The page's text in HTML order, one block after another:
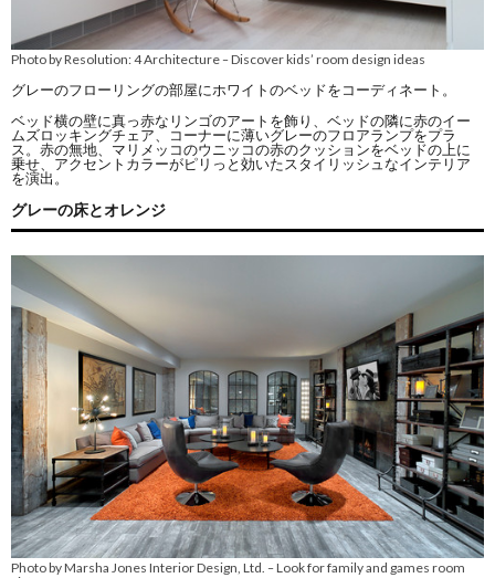
Photo by Resolution: 4 Architecture–Discover kids’ room design ideas
グレーのフローリングの部屋にホワイトのベッドをコーディネート。
ベッド横の壁に真っ赤なリンゴのアートを飾り、ベッドの隣に赤のイー
ムズロッキングチェア、コーナーに薄いグレーのフロアランプをプラ
ス。赤の無地、マリメッコのウニッコの赤のクッションをベッドの上に
乗せ、アクセントカラーがピリっと効いたスタイリッシュなインテリア
を演出。
グレーの床とオレンジ
Photo by Marsha Jones Interior Design, Ltd. –Look for family and games room